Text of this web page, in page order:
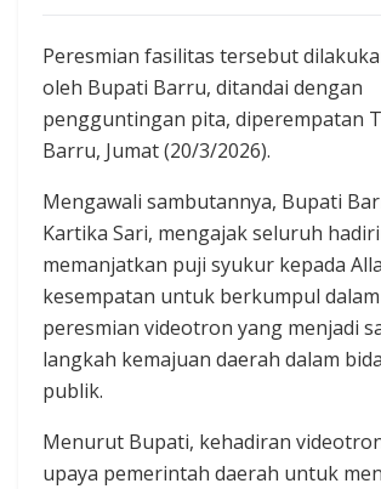
Peresmian fasilitas tersebut
oleh Bupati Barru, ditandai dengan
pengguntingan pita, diperempatan
Barru, Jumat (20/3/2026).
Mengawali sambutannya, Bupati
Kartika Sari, mengajak seluruh
memanjatkan puji syukur kepada
kesempatan untuk berkumpul
peresmian videotron yang menjadi
langkah kemajuan daerah dalam
publik.
Menurut Bupati, kehadiran
upaya pemerintah daerah untuk